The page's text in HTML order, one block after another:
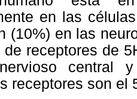
en las
(10%) en las
de receptores de
receptores son el